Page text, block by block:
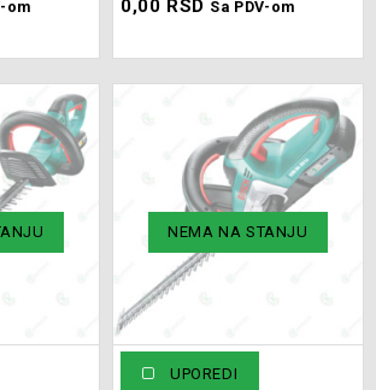
om 0,00 RSD Sa PDV-om
NEMA NA STANJU
UPOREDI